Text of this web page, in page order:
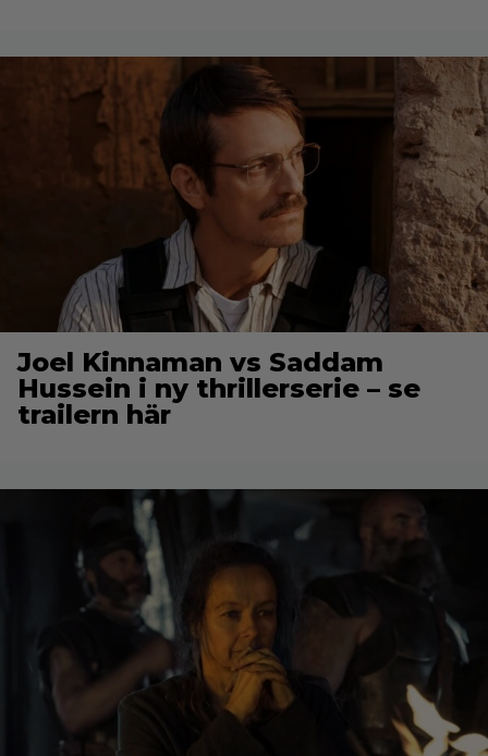
Joel Kinnaman vs Saddam
Hussein i ny thrillerserie – se
trailern här